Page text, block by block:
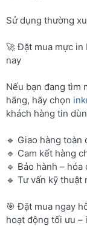
Sử dụng thường
🚀 Đặt mua mực
nay
Nếu bạn đang tìm
hãng, hãy chọn
khách hàng tin
🔹 Giao hàng toàn
🔹 Cam kết hàng
🔹 Bảo hành –
🔹 Tư vấn kỹ thuật
🎯 Đặt mua ngay
hoạt động tối ưu –